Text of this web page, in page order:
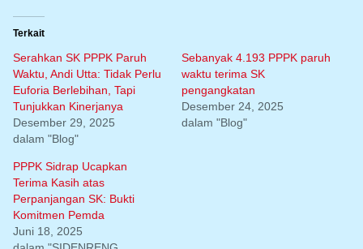
Terkait
Serahkan SK PPPK Paruh
Waktu, Andi Utta: Tidak Perlu
Euforia Berlebihan, Tapi
Tunjukkan Kinerjanya
Desember 29, 2025
dalam "Blog"
Sebanyak 4.193 PPPK paruh
waktu terima SK
pengangkatan
Desember 24, 2025
dalam "Blog"
PPPK Sidrap Ucapkan
Terima Kasih atas
Perpanjangan SK: Bukti
Komitmen Pemda
Juni 18, 2025